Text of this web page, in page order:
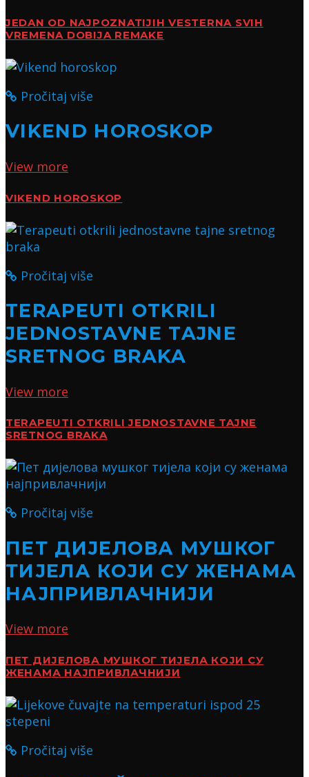
JEDAN OD NAJPOZNATIJIH VESTERNA SVIH
VREMENA DOBIJA REMAKE
Pročitaj više
VIKEND HOROSKOP
View more
VIKEND HOROSKOP
Pročitaj više
TERAPEUTI OTKRILI
JEDNOSTAVNE TAJNE
SRETNOG BRAKA
View more
TERAPEUTI OTKRILI JEDNOSTAVNE TAJNE
SRETNOG BRAKA
Pročitaj više
ПЕТ ДИЈЕЛОВА МУШКОГ
ТИЈЕЛА КОЈИ СУ ЖЕНАМА
НАЈПРИВЛАЧНИЈИ
View more
ПЕТ ДИЈЕЛОВА МУШКОГ ТИЈЕЛА КОЈИ СУ
ЖЕНАМА НАЈПРИВЛАЧНИЈИ
Pročitaj više